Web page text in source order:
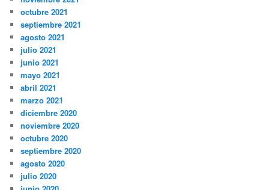
octubre 2021
septiembre 2021
agosto 2021
julio 2021
junio 2021
mayo 2021
abril 2021
marzo 2021
diciembre 2020
noviembre 2020
octubre 2020
septiembre 2020
agosto 2020
julio 2020